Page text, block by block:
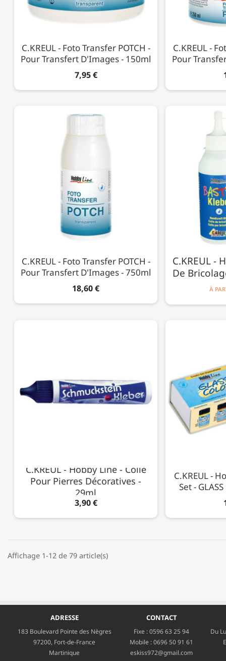
C.KREUL - Foto Transfer POTCH -
Pour Transfert D'Images - 150ml
7,95 €
C.KREUL -
Pour
C.KREUL - Foto Transfer POTCH -
Pour Transfert D'Images - 750ml
18,60 €
C.KREUL -
De
À
C.KREUL - Hobby Line - Colle
Pour Pierres Décoratives -
29ml
3,90 €
C.KREUL -
Set -
Affichage 1-12 de 79 article(s)
ADRESSE
183 Boulevard Pointe des Nègres
97200, Fort-de-France
Martinique
CONTACT
Fixe :0596 63 25 94
Mobile :0696 50 91 61
eskiss972@gmail.com
Du